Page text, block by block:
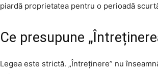
piardă proprietatea pentru o perioadă
Ce presupune
Legea este strictă. „Întreținere” nu